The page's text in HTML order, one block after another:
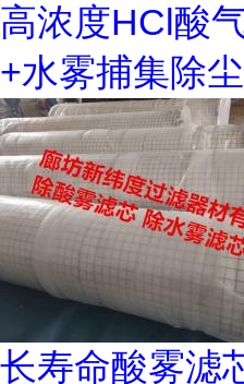
高浓度HCl酸
+水雾捕集除
长寿命酸雾滤